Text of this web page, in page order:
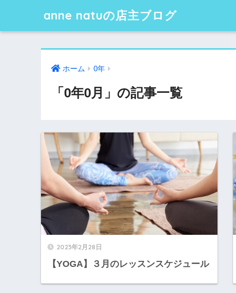
anne natuの店主ブログ
ホーム 0年
「0年0月」の記事一覧
2023年2月28日
【YOGA】３月のレッスンスケジュール